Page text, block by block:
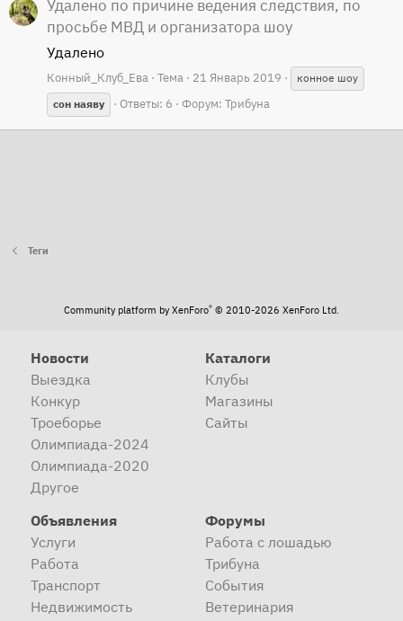
Удалено по причине ведения следствия, по
просьбе МВД и организатора шоу
Удалено
Конный_Клуб_Ева Тема 21 Январь 2019
конное шоу
сон наяву Ответы: 6 Форум: Трибуна
Теги
Community platform by XenForo® © 2010-2026 XenForo Ltd.
Новости
Выездка
Конкур
Троеборье
Олимпиада-2024
Олимпиада-2020
Другое
Каталоги
Клубы
Магазины
Сайты
Объявления
Услуги
Работа
Транспорт
Недвижимость
Форумы
Работа с лошадью
Трибуна
События
Ветеринария